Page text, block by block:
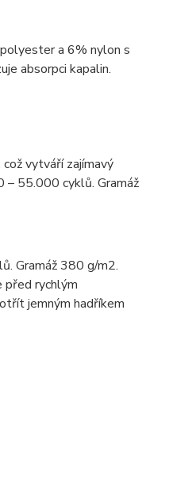
a 6% nylon s
absorpci kapalin.
vytváří zajímavý
– 55.000 cyklů. Gramáž
Gramáž 380 g/m2.
před rychlým
jemným hadříkem